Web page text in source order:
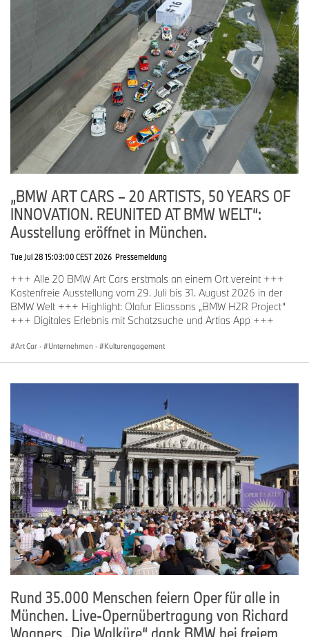
4. Juli 2026findet Oper für alle in München
statt, mit der Live-Übertragung von Richard Wagners „Die
Walküre“, inszeniert von Tobias Kratzer und unter musikalischer
Leitung von Vladimir Jurowski.
Das kulturelle Engagement der BMW Group mit exklusiven
Updates und tieferen Einblicken in die globalen Initiativen kann
auf Instagram unter@BMWGroupCultureverfolgt werden.
„BMW ART CARS – 20 ARTISTS, 50 YEARS OF
INNOVATION. REUNITED AT BMW WELT“:
Ausstellung eröffnet in München.
Tue Jul 28 15:03:00 CEST 2026 Pressemeldung
+++ Alle 20 BMW Art Cars erstmals an einem Ort vereint +++
Kostenfreie Ausstellung vom 29. Juli bis 31. August 2026 in der
BMW Welt +++ Highlight: Olafur Eliassons „BMW H2R Project“
+++ Digitales Erlebnis mit Schatzsuche und Artlas App +++
Art Car · Unternehmen · Kulturengagement
Rund 35.000 Menschen feiern Oper für alle in
München. Live-Opernübertragung von Richard